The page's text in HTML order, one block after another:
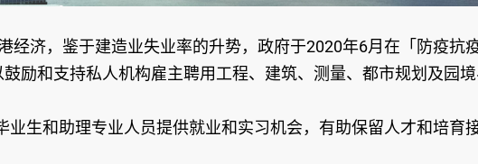
经济，鉴于建造业失业率的升势，政府于2020年6月在「防疫
励和支持私人机构雇主聘用工程、建筑、测量、都市规划及园境
业生和助理专业人员提供就业和实习机会，有助保留人才和培